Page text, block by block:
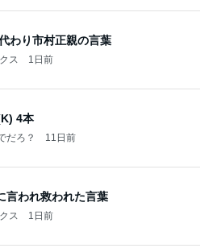
わり市村正親の言葉
ス 1日前
4本
だろ？ 11日前
言われ救われた言葉
ス 1日前